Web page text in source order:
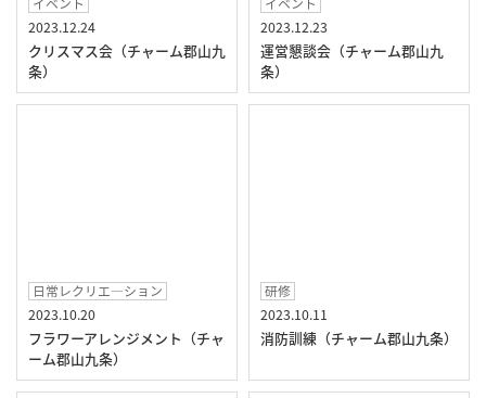
2023.12.24
クリスマス会（チャーム郡山九
条）
2023.12.23
運営懇談会（チャーム郡山九
条）
日常レクリエ―ション
2023.10.20
フラワーアレンジメント（チャ
ーム郡山九条）
研修
2023.10.11
消防訓練（チャーム郡山九条）